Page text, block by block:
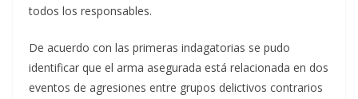
todos los responsables.
De acuerdo con las primeras indagatorias se pudo
identificar que el arma asegurada está relacionada en dos
eventos de agresiones entre grupos delictivos contrarios